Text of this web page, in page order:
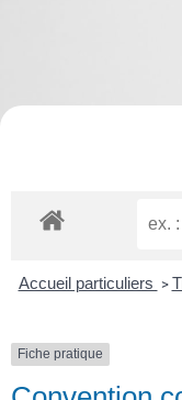
Accueil particuliers >
Fiche pratique